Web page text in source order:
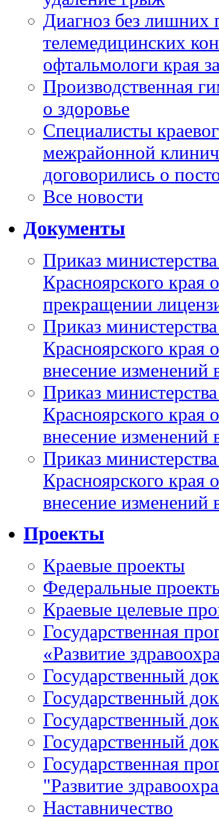
Диагноз без лишних
телемедицинских
офтальмологи края
Производственная
о здоровье
Специалисты
межрайонной
договорились о
Все новости
Документы
Приказ
Красноярского
прекращении
Приказ
Красноярского
внесение изменений
Приказ
Красноярского
внесение изменений
Приказ
Красноярского
внесение изменений
Проекты
Краевые проекты
Федеральные
Краевые целевые
Государственная
«Развитие
Государственный
Государственный
Государственный
Государственный
Государственная
"Развитие
Наставничество